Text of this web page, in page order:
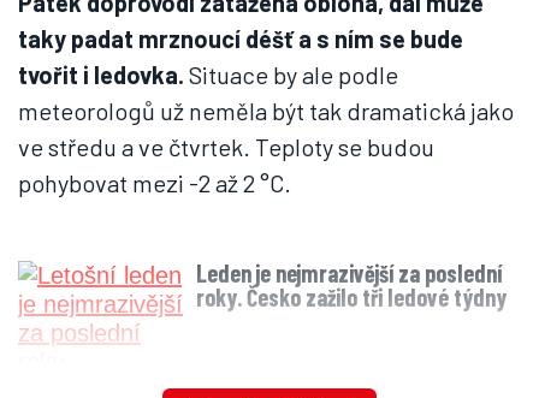
taky padat mrznoucí déšť a s ním se bude
tvořit i ledovka. Situace by ale podle
meteorologů už neměla být tak dramatická jako
ve středu a ve čtvrtek. Teploty se budou
pohybovat mezi -2 až 2 °C.
Leden je nejmrazivější za poslední
roky. Česko zažilo tři ledové týdny